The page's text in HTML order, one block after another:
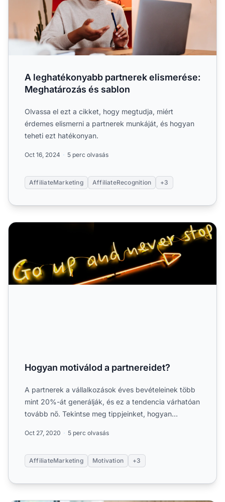
A leghatékonyabb partnerek elismerése:
Meghatározás és sablon
Olvassa el ezt a cikket, hogy megtudja, miért
érdemes elismerni a partnerek munkáját, és hogyan
teheti ezt hatékonyan.
Oct 16, 2024 5 perc olvasás
AffiliateMarketing AffiliateRecognition +3
Hogyan motiválod a partnereidet?
Hogyan motiválod a partnereidet?
A partnerek a vállalkozások éves bevételeinek több
mint 20%-át generálják, és ez a tendencia várhatóan
tovább nő. Tekintse meg tippjeinket, hogyan
Oct 27, 2020 5 perc olvasás
AffiliateMarketing Motivation +3